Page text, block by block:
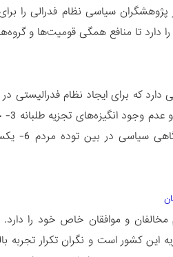
پژوهشگران سیاسی نظام فدرالی را
را دارد تا منافع همگی قومیت‌ها و
مخالفان و موافقان خاص خود را
این کشور است و نگران تکرار تجربه